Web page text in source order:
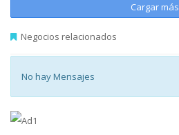
Cargar más
Negocios relacionados
No hay Mensajes